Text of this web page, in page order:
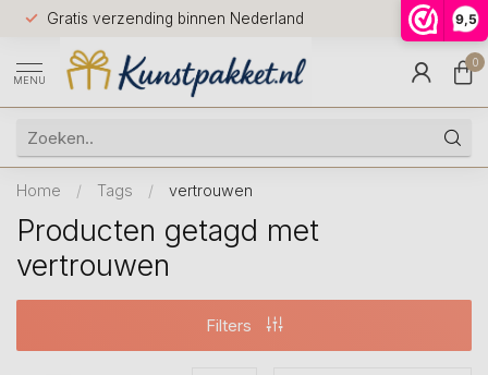
9,5
Gratis verzending binnen Nederland
Voor
huis
9.5
MENU
0
Home / Tags / vertrouwen
Producten getagd met
vertrouwen
Filters